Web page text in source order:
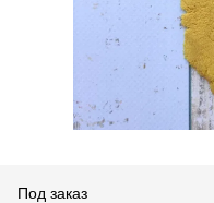
Под заказ